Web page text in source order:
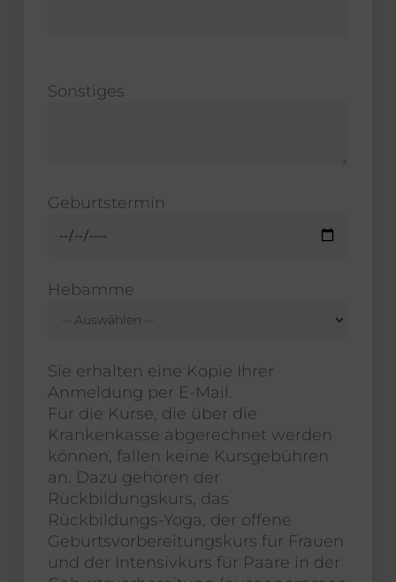
Sonstiges
Geburtstermin
Hebamme
Sie erhalten eine Kopie Ihrer
Anmeldung per E-Mail.
Für die Kurse, die über die
Krankenkasse abgerechnet werden
können, fallen keine Kursgebühren
an. Dazu gehören der
Rückbildungskurs, das
Rückbildungs-Yoga, der offene
Geburtsvorbereitungskurs für Frauen
und der Intensivkurs für Paare in der